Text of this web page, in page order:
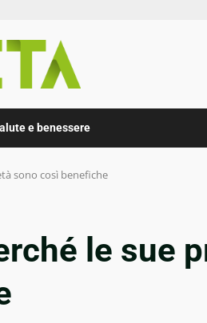
e benessere
sono così benefiche
le sue